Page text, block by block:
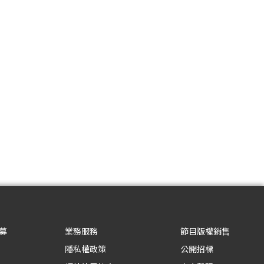
業務服務
隱私權政策
節目版權銷售
公開招標